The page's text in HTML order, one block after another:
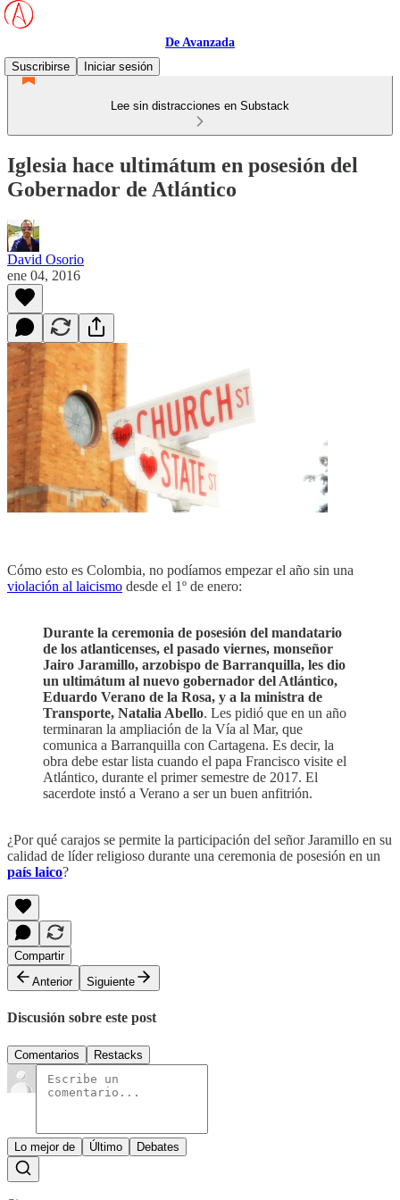
De Avanzada
Suscribirse
Iniciar sesión
Lee sin distracciones en Substack
Iglesia hace ultimátum en posesión del
Gobernador de Atlántico
David Osorio
ene 04, 2016
Cómo esto es Colombia, no podíamos empezar el año sin una
violación al laicismo desde el 1º de enero:
Durante la ceremonia de posesión del mandatario
de los atlanticenses, el pasado viernes, monseñor
Jairo Jaramillo, arzobispo de Barranquilla, les dio
un ultimátum al nuevo gobernador del Atlántico,
Eduardo Verano de la Rosa, y a la ministra de
Transporte, Natalia Abello. Les pidió que en un año
terminaran la ampliación de la Vía al Mar, que
comunica a Barranquilla con Cartagena. Es decir, la
obra debe estar lista cuando el papa Francisco visite el
Atlántico, durante el primer semestre de 2017. El
sacerdote instó a Verano a ser un buen anfitrión.
¿Por qué carajos se permite la participación del señor Jaramillo en su
calidad de líder religioso durante una ceremonia de posesión en un
país laico?
Compartir
Anterior
Siguiente
Discusión sobre este post
Comentarios Restacks
Lo mejor de Último Debates